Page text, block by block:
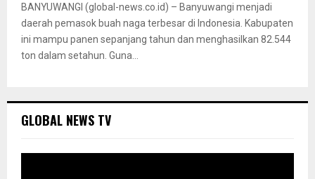
BANYUWANGI (global-news.co.id) – Banyuwangi menjadi
daerah pemasok buah naga terbesar di Indonesia. Kabupaten
ini mampu panen sepanjang tahun dan menghasilkan 82.544
ton dalam setahun. Guna...
GLOBAL NEWS TV